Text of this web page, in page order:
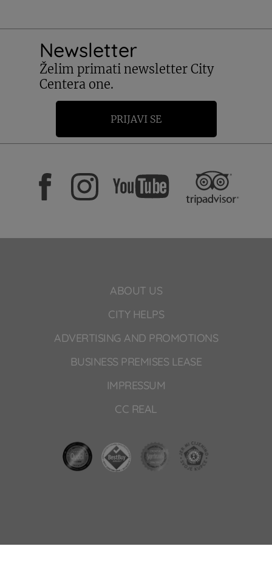
Newsletter
Želim primati newsletter City
Centera one.
PRIJAVI SE
ABOUT US
CITY HELPS
ADVERTISING AND PROMOTIONS
BUSINESS PREMISES LEASE
IMPRESSUM
CC REAL